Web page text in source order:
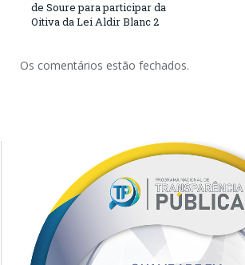
de Soure para participar da
Oitiva da Lei Aldir Blanc 2
Os comentários estão fechados.